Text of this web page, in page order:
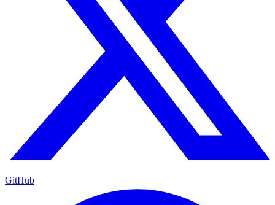
GitHub